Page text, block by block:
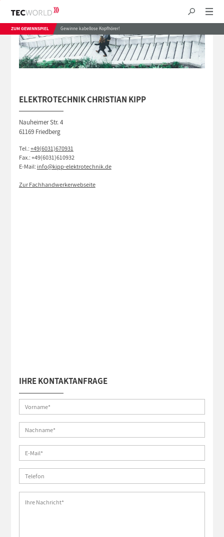
ZUM GEWINNSPIEL Gewinne kabellose Kopfhörer!
ELEKTROTECHNIK CHRISTIAN KIPP
Nauheimer Str. 4
61169 Friedberg
Tel.:+49(6031)670931
Fax.: +49(6031)610932
E-Mail: info@kipp-elektrotechnik.de
Zur Fachhandwerkerwebseite
IHRE KONTAKTANFRAGE